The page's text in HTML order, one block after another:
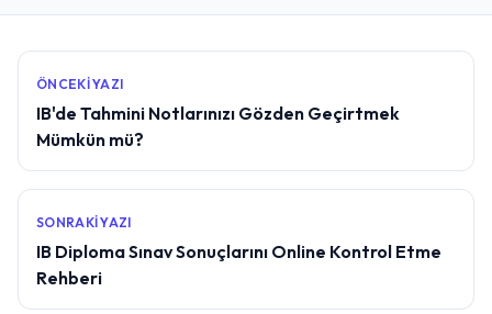
ÖNCEKI YAZI
IB'de Tahmini Notlarınızı Gözden Geçirtmek
Mümkün mü?
SONRAKI YAZI
IB Diploma Sınav Sonuçlarını Online Kontrol Etme
Rehberi